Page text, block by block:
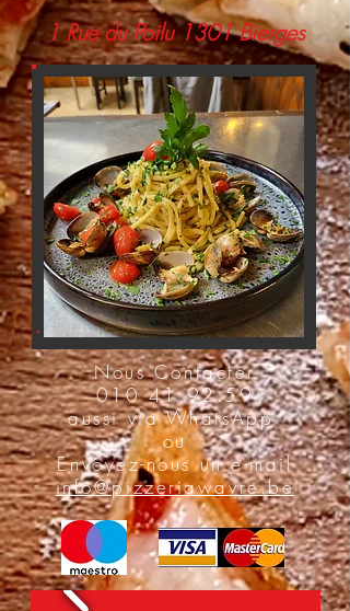
Salle Climatisée
1 Rue du Poilu 1301 Bierges
NousContacter
010 41.92.59
aussi via WhatsApp
ou
Envoyez-nous un e-mail
info@pizzeriawavre.be